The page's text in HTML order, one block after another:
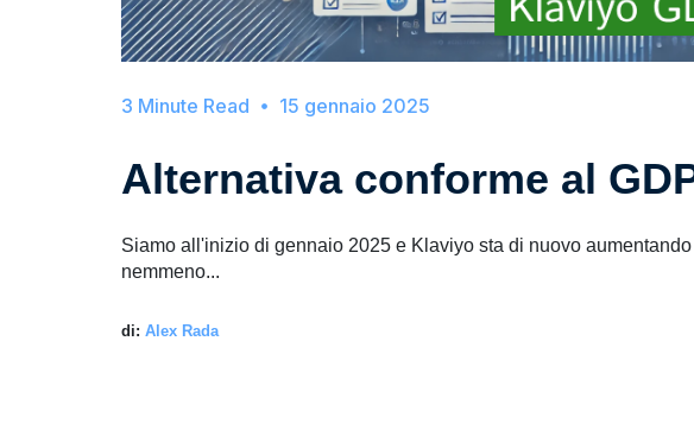
15 gennaio 2025
Alternativa conforme al
Siamo all'inizio di gennaio 2025 e Klaviyo sta di nuovo
nemmeno...
di: Alex Rada